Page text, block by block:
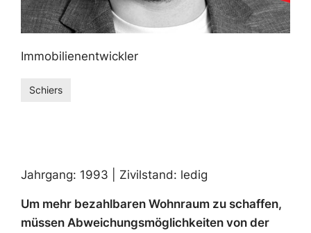
Immobilienentwickler
Schiers
Jahrgang: 1993 | Zivilstand: ledig
Um mehr bezahlbaren Wohnraum zu schaffen,
müssen Abweichungsmöglichkeiten von der